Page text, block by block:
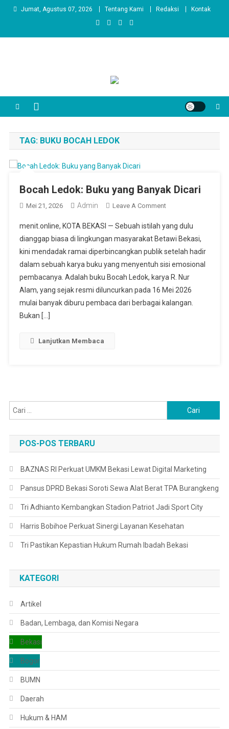
Jumat, Agustus 07, 2026 Tentang Kami Redaksi Kontak
TAG: BUKU BOCAH LEDOK
Bocah Ledok: Buku yang Banyak Dicari
Mei 21, 2026 Admin Leave A CommentOn
Ledok:
Buku
Yang
Banyak
Dicari
menit.online, KOTA BEKASI — Sebuah istilah yang dulu
dianggap biasa di lingkungan masyarakat Betawi Bekasi,
kini mendadak ramai diperbincangkan publik setelah hadir
dalam sebuah karya buku yang menyentuh sisi emosional
pembacanya. Adalah buku Bocah Ledok, karya R. Nur
Alam, yang sejak resmi diluncurkan pada 16 Mei 2026
mulai banyak diburu pembaca dari berbagai kalangan.
Bukan […]
Lanjutkan Membaca
untuk:
POS-POS TERBARU
BAZNAS RI Perkuat UMKM Bekasi Lewat Digital Marketing
Pansus DPRD Bekasi Soroti Sewa Alat Berat TPA Burangkeng
Tri Adhianto Kembangkan Stadion Patriot Jadi Sport City
Harris Bobihoe Perkuat Sinergi Layanan Kesehatan
Tri Pastikan Kepastian Hukum Rumah Ibadah Bekasi
KATEGORI
Artikel
Badan, Lembaga, dan Komisi Negara
Bekasi
Bogor
BUMN
Daerah
Hukum & HAM